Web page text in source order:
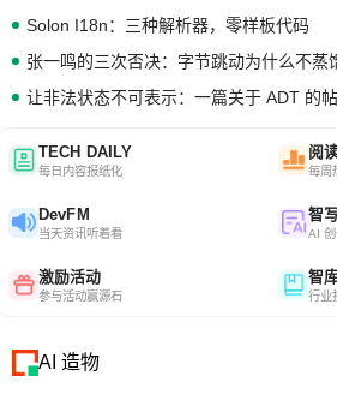
Solon I18n：三种解析器，零样板代码
张一鸣的三次否决：字节跳动为什么不蒸
让非法状态不可表示：一篇关于 ADT 的
TECH DAILY
每日内容报纸化
阅
每周
DevFM
当天资讯听着看
智
AI
激励活动
参与活动赢源石
智
行业
AI 造物